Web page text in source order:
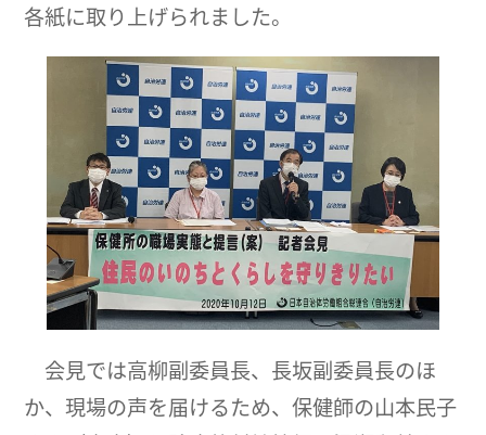
各紙に取り上げられました。
会見では高柳副委員長、長坂副委員長のほ
か、現場の声を届けるため、保健師の山本民子